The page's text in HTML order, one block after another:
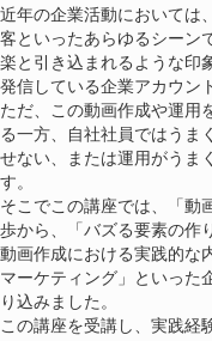
近年の企業活動においては
客といったあらゆるシーン
楽と引き込まれるような印
発信している企業アカウン
ただ、この動画作成や運用
る一方、自社社員ではうま
せない、または運用がうま
す。
そこでこの講座では、「動
歩から、「バズる要素の作
動画作成における実践的な
マーケティング」といった
り込みました。
この講座を受講し、実践経